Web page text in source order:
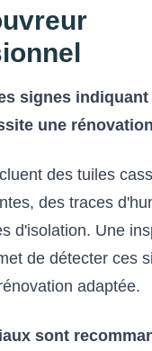
signes
une
des tuiles
des traces
d'isolation. Une
de détecter ces
adaptée.
sont